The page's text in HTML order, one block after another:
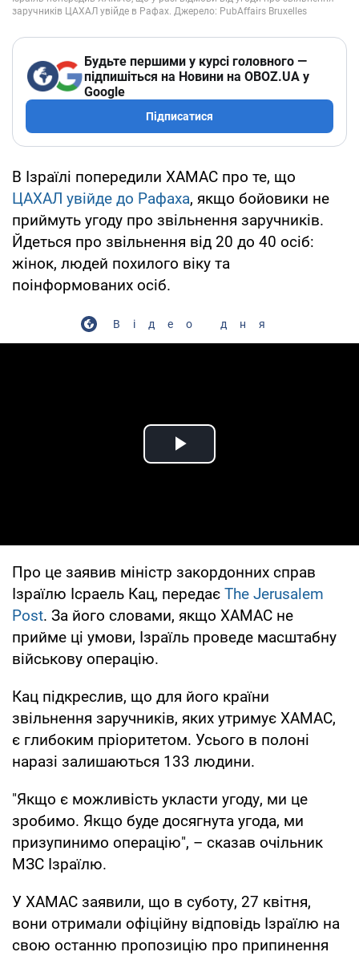
Будьте першими у курсі головного —
підпишіться на Новини на OBOZ.UA у
Google
Підписатися
В Ізраїлі попередили ХАМАС про те, що
ЦАХАЛ увійде до Рафаха, якщо бойовики не
приймуть угоду про звільнення заручників.
Йдеться про звільнення від 20 до 40 осіб:
жінок, людей похилого віку та
поінформованих осіб.
Відео дня
Play Video
Про це заявив міністр закордонних справ
Ізраїлю Ісраель Кац, передає The Jerusalem
Post. За його словами, якщо ХАМАС не
прийме ці умови, Ізраїль проведе масштабну
військову операцію.
Кац підкреслив, що для його країни
звільнення заручників, яких утримує ХАМАС,
є глибоким пріоритетом. Усього в полоні
наразі залишаються 133 людини.
"Якщо є можливість укласти угоду, ми це
зробимо. Якщо буде досягнута угода, ми
призупинимо операцію", – сказав очільник
МЗС Ізраїлю.
У ХАМАС заявили, що в суботу, 27 квітня,
вони отримали офіційну відповідь Ізраїлю на
свою останню пропозицію про припинення